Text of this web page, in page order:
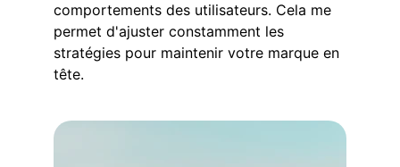
comportements des utilisateurs. Cela me
permet d'ajuster constamment les
stratégies pour maintenir votre marque en
tête.